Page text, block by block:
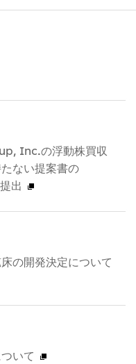
Inc.の浮動株買収
ない提案書の
出
の開発決定について
いて